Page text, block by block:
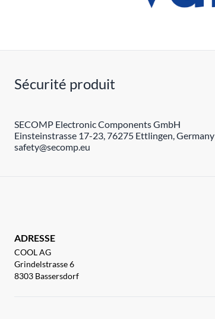
Sécurité produit
SECOMP Electronic Components GmbH
Einsteinstrasse 17-23, 76275 Ettlingen, Germany
safety@secomp.eu
ADRESSE
COOL AG
Grindelstrasse 6
8303 Bassersdorf